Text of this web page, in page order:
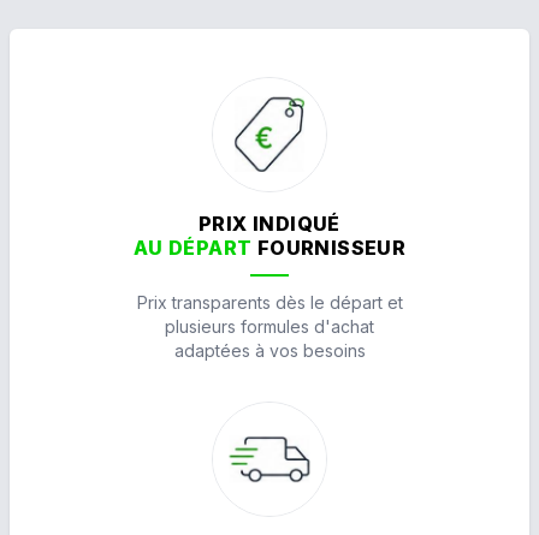
PRIX INDIQUÉ
AU DÉPART FOURNISSEUR
Prix transparents dès le départ et
plusieurs formules d'achat
adaptées à vos besoins